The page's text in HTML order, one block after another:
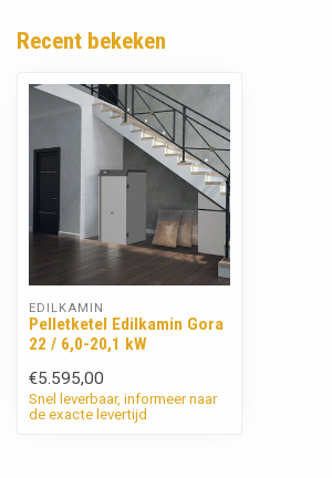
Recent bekeken
EDILKAMIN
Pelletketel Edilkamin Gora
22 / 6,0-20,1 kW
€5.595,00
Snel leverbaar, informeer naar
de exacte levertijd